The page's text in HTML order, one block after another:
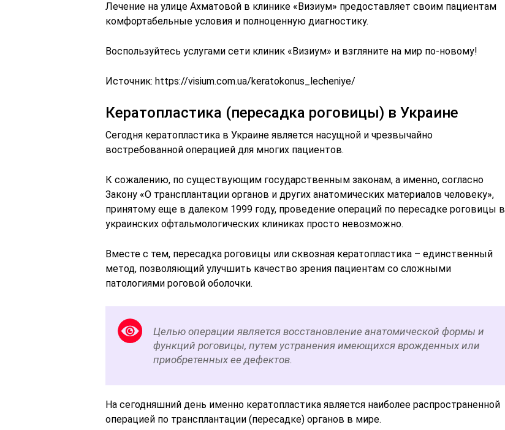
Лечение на улице Ахматовой в клинике «Визиум» предоставляет своим пациентам
комфортабельные условия и полноценную диагностику.
Воспользуйтесь услугами сети клиник «Визиум» и взгляните на мир по-новому!
Источник: https://visium.com.ua/keratokonus_lecheniye/
Кератопластика (пересадка роговицы) в Украине
Сегодня кератопластика в Украине является насущной и чрезвычайно
востребованной операцией для многих пациентов.
К сожалению, по существующим государственным законам, а именно, согласно
Закону «О трансплантации органов и других анатомических материалов человеку»,
принятому еще в далеком 1999 году, проведение операций по пересадке роговицы в
украинских офтальмологических клиниках просто невозможно.
Вместе с тем, пересадка роговицы или сквозная кератопластика – единственный
метод, позволяющий улучшить качество зрения пациентам со сложными
патологиями роговой оболочки.
Целью операции является восстановление анатомической формы и
функций роговицы, путем устранения имеющихся врожденных или
приобретенных ее дефектов.
На сегодняшний день именно кератопластика является наиболее распространенной
операцией по трансплантации (пересадке) органов в мире.